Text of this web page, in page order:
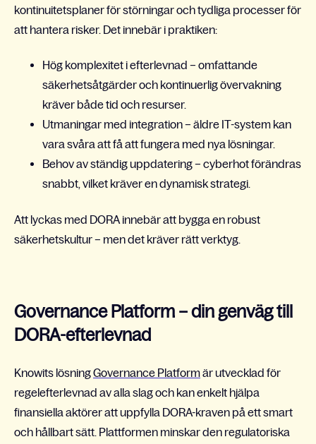
kontinuitetsplaner för störningar och tydliga processer för
att hantera risker. Det innebär i praktiken:
Hög komplexitet i efterlevnad – omfattande
säkerhetsåtgärder och kontinuerlig övervakning
kräver både tid och resurser.
Utmaningar med integration – äldre IT-system kan
vara svåra att få att fungera med nya lösningar.
Behov av ständig uppdatering – cyberhot förändras
snabbt, vilket kräver en dynamisk strategi.
Att lyckas med DORA innebär att bygga en robust
säkerhetskultur – men det kräver rätt verktyg.
Governance Platform – din genväg till
DORA-efterlevnad
Knowits lösningGovernance Platformär utvecklad för
regelefterlevnad av alla slag och kan enkelt hjälpa
finansiella aktörer att uppfylla DORA-kraven på ett smart
och hållbart sätt. Plattformen minskar den regulatoriska